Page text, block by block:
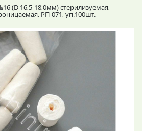
(D 16,5-18,0мм) стерилизуемая,
РП-071, уп.100шт.